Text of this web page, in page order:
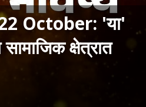
October: 'या'
सामाजिक क्षेत्रात